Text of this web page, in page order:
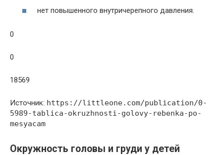
нет повышенного внутричерепного давления.
0
0
18569
Источник: https://littleone.com/publication/0-
5989-tablica-okruzhnosti-golovy-rebenka-po-
mesyacam
Окружность головы и груди у детей